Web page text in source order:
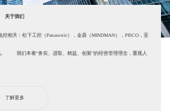
关于我们
关：松下工控（Panasonic），金器（MINDMAN），PISCO，亚
。 我们本着“务实、进取、精益、创新”的经营管理理念，重视人
了解更多